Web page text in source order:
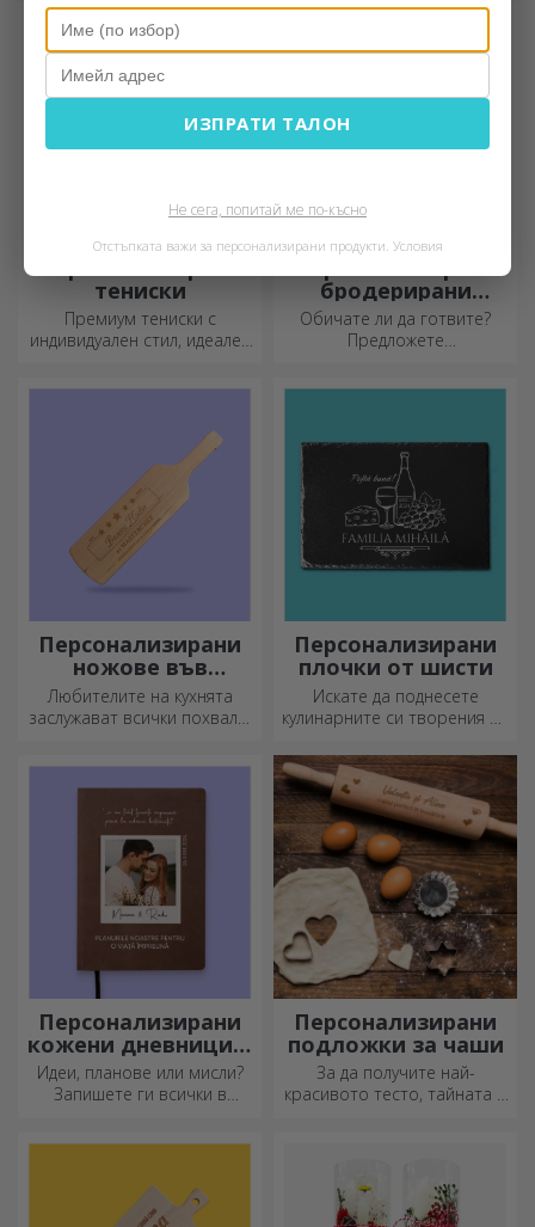
задачи.
тениски
Премиум тениски с
индивидуален стил, идеален
бродерирани
шорти
Обичате ли да готвите?
Предложете
Персонализирани
ножове във
формата на
бутилка
Любителите на кухнята
заслужават всички похвали.
Персонализирани
плочки от шисти
Искате да поднесете
кулинарните си творения по
начин? Изберете плочи от
шисти и създайте свой
собствен дизайн!
Персонализирани
кожени дневници в
цвят
Идеи, планове или мисли?
Запишете ги всички в
Персонализирани
подложки за чаши
За да получите най-
красивото тесто, тайната е
божествено вкусни!
ИЗПРАТИ ТАЛОН
Не сега, попитай ме по-късно
Отстъпката важи за персонализирани продукти. Условия